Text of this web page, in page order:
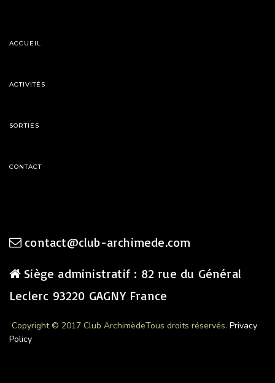
ACCUEIL
ACTIVITÉS
SORTIES
CONTACT
contact@club-archimede.com
Siège administratif : 82 rue du Général
Leclerc 93220 GAGNY France
Copyright © 2017 Club ArchimèdeTous droits réservés. Privacy
Policy